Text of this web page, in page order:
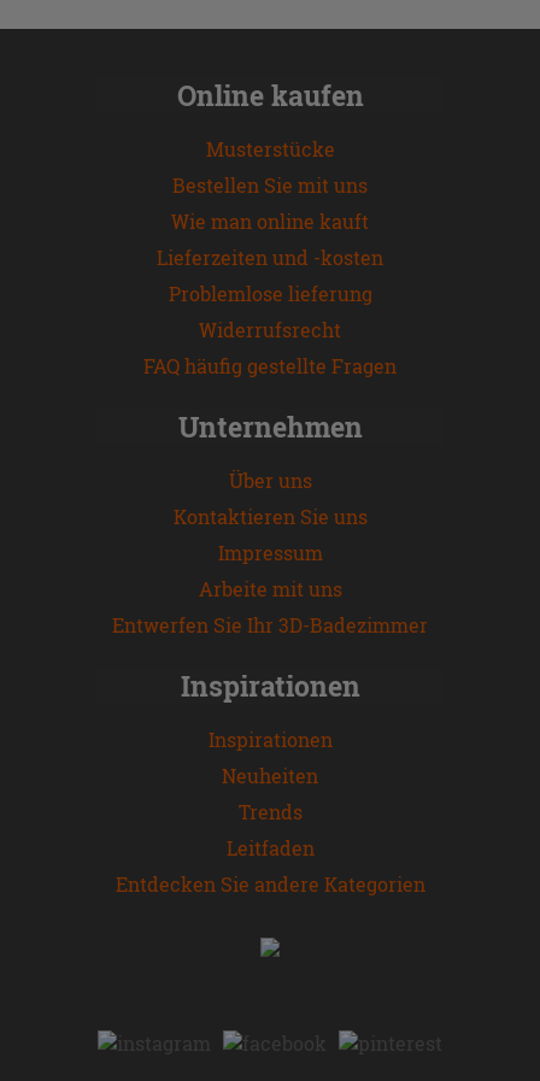
Online kaufen
Musterstücke
Bestellen Sie mit uns
Wie man online kauft
Lieferzeiten und -kosten
Problemlose lieferung
Widerrufsrecht
FAQ häufig gestellte Fragen
Unternehmen
Über uns
Kontaktieren Sie uns
Impressum
Arbeite mit uns
Entwerfen Sie Ihr 3D-Badezimmer
Inspirationen
Inspirationen
Neuheiten
Trends
Leitfaden
Entdecken Sie andere Kategorien